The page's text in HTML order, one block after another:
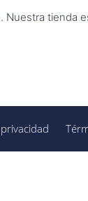
Nuestra tienda